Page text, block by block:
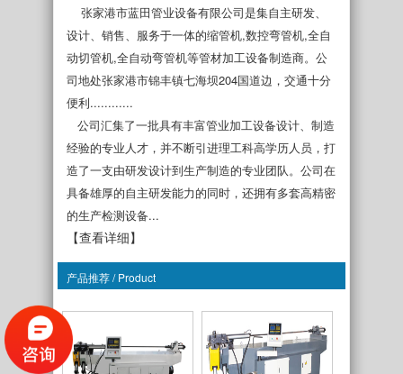
张家港市蓝田管业设备有限公司是集自主研发、
设计、销售、服务于一体的缩管机,数控弯管机,全自
动切管机,全自动弯管机等管材加工设备制造商。公
司地处张家港市锦丰镇七海坝204国道边，交通十分
便利............
公司汇集了一批具有丰富管业加工设备设计、制造
经验的专业人才，并不断引进理工科高学历人员，打
造了一支由研发设计到生产制造的专业团队。公司在
具备雄厚的自主研发能力的同时，还拥有多套高精密
的生产检测设备...
【查看详细】
产品推荐 / Product
SB38NC单轴液压弯… SB50NC单轴液压弯…